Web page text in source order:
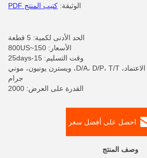
الوثيقة: كتيب المنتج PDF
الحد الأدنى لكمية: 5 قطعة
الأسعار: 150~800US
وقت التسليم: 15-25days
شروط الدفع: خطاب الاعتماد، D/A، D/P، T/T، ويسترن يونيون، موني
جرام
القدرة على العرض: 2000
احصل على أفضل سعر
وصف المنتج